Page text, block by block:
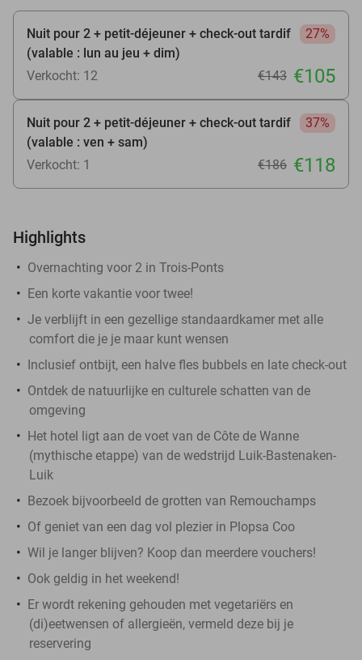
Nuit pour 2 + petit-déjeuner + check-out tardif
(valable : lun au jeu + dim)
27%
Verkocht: 12 €143 €105
Nuit pour 2 + petit-déjeuner + check-out tardif
(valable : ven + sam)
37%
Verkocht: 1 €186 €118
Highlights
Overnachting voor 2 in Trois-Ponts
Een korte vakantie voor twee!
Je verblijft in een gezellige standaardkamer met alle
comfort die je je maar kunt wensen
Inclusief ontbijt, een halve fles bubbels en late check-out
Ontdek de natuurlijke en culturele schatten van de
omgeving
Het hotel ligt aan de voet van de Côte de Wanne
(mythische etappe) van de wedstrijd Luik-Bastenaken-
Luik
Bezoek bijvoorbeeld de grotten van Remouchamps
Of geniet van een dag vol plezier in Plopsa Coo
Wil je langer blijven? Koop dan meerdere vouchers!
Ook geldig in het weekend!
Er wordt rekening gehouden met vegetariërs en
(di)eetwensen of allergieën, vermeld deze bij je
reservering